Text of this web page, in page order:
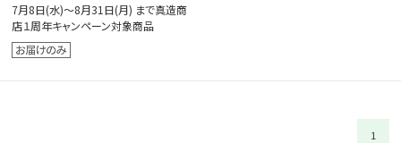
7月8日(水)～8月31日(月) まで真造商
店１周年キャンペーン対象商品
1